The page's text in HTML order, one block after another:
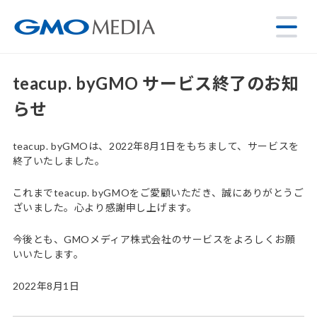
teacup. byGMO サービス終了のお知
らせ
teacup. byGMOは、2022年8月1日をもちまして、サービスを
終了いたしました。
これまでteacup. byGMOをご愛顧いただき、誠にありがとうご
ざいました。心より感謝申し上げます。
今後とも、GMOメディア株式会社のサービスをよろしくお願
いいたします。
2022年8月1日